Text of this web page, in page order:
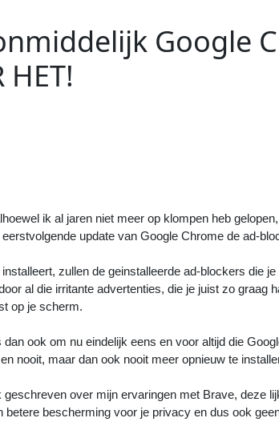
Google
HET!
ik al jaren niet meer op klompen heb
update van Google Chrome de ad-
zullen de geinstalleerde ad-blockers die
al die irritante advertenties, die je juist zo
op je scherm.
dan ook om nu eindelijk eens en voor altijd die
nooit, maar dan ook nooit meer opnieuw te
geschreven over mijn ervaringen met Brave, deze
betere bescherming voor je privacy en dus ook